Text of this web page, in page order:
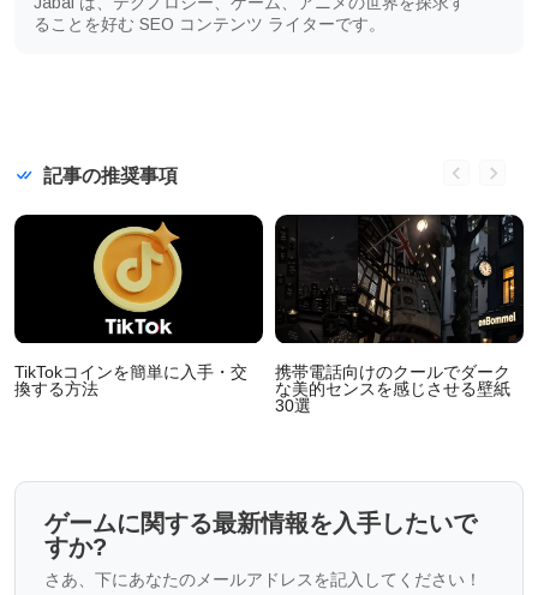
ることを好む SEO コンテンツ ライターです。
記事の推奨事項
TikTokコインを簡単に入手・交
換する方法
携帯電話向けのクールでダーク
な美的センスを感じさせる壁紙
30選
ゲームに関する最新情報を入手したいで
すか?
さあ、下にあなたのメールアドレスを記入してください！